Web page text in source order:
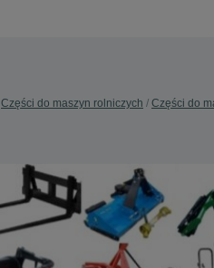
Części do maszyn rolniczych Części do